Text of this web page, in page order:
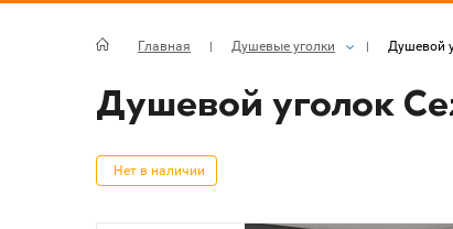
Главная Душевые уголки Душевой
Душевой уголок
Нет в наличии